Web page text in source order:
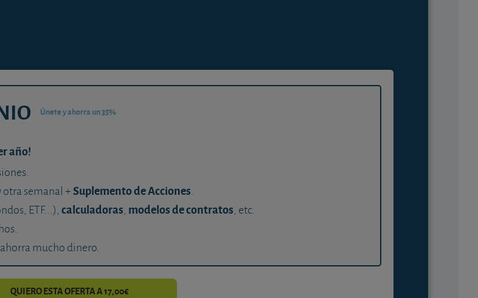
Únete y ahorra un 35%
año!
otra semanal +Suplemento de Acciones.
ETF...), calculadoras, modelos de contratos, etc.
mucho dinero.
QUIERO ESTA OFERTA A 17,00€